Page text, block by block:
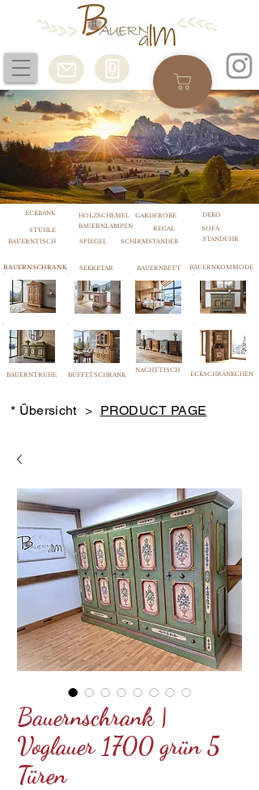
BAUERNTISCH SPIEGEL SCHIRMSTÄNDER
BAUERNSCHRANK SEKRETÄR
BAUERNTRUHE BUFFETSCHRANK
BAUERNBETT
NACHTTISCH
STANDUHR
BAUERNKOMMODE
ECKSCHRÄNKCHEN
* Übersicht > PRODUCT PAGE
BAUERNLAMPEN REGAL SOFA
ECKBANK
STÜHLE
HOLZSCHEMEL GARDEROBE DEKO
Bauernschrank |
Voglauer 1700 grün 5
Türen